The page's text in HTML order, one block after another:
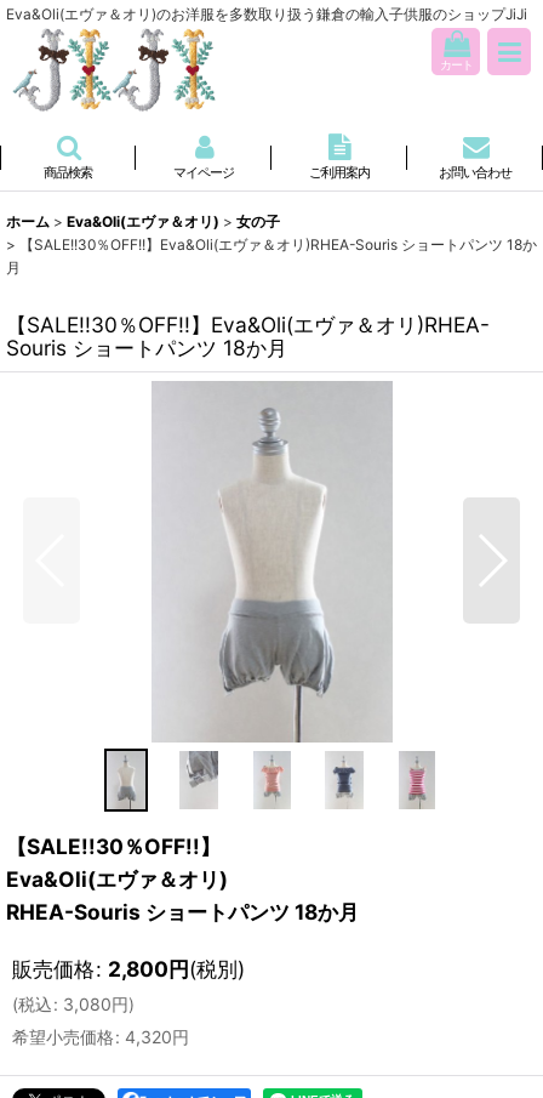
Eva&Oli(エヴァ＆オリ)のお洋服を多数取り扱う鎌倉の輸入子供服のショップJiJi
カート
商品検索 マイページ ご利用案内 お問い合わせ
ホーム > Eva&Oli(エヴァ＆オリ) > 女の子
>
【SALE!!30％OFF!!】Eva&Oli(エヴァ＆オリ)RHEA-Souris ショートパンツ 18か
月
【SALE!!30％OFF!!】Eva&Oli(エヴァ＆オリ)RHEA-
Souris ショートパンツ 18か月
【SALE!!30％OFF!!】
Eva&Oli(エヴァ＆オリ)
RHEA-Souris ショートパンツ 18か月
販売価格: 2,800円(税別)
(税込: 3,080円)
希望小売価格: 4,320円